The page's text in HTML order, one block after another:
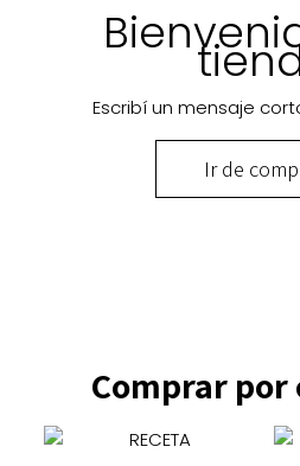
Escribí un mensaje
Ir de
Comprar por